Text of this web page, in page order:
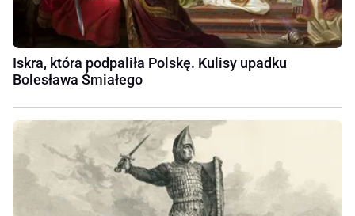
Iskra, która podpaliła Polskę. Kulisy upadku
Bolesława Śmiałego